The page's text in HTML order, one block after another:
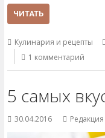
ЧИТАТЬ
Кулинария и рецепты
1 комментарий
5 самых
30.04.2016 Редакция